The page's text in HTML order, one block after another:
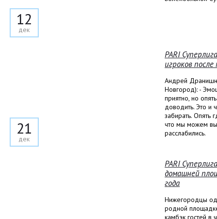
12
дек
21
дек
PARI
игроков
Андрей
Новгород): -
приятно, но
доводить. Это и
забирать. Опять
что мы можем
расслабились.
PARI
домашней
года
Нижегородцы
родной
камбэк гостей в